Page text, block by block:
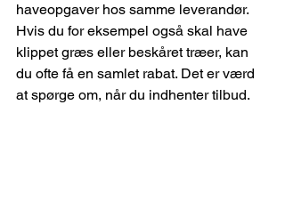
haveopgaver hos samme leverandør.
Hvis du for eksempel også skal have
klippet græs eller beskåret træer, kan
du ofte få en samlet rabat. Det er værd
at spørge om, når du indhenter tilbud.